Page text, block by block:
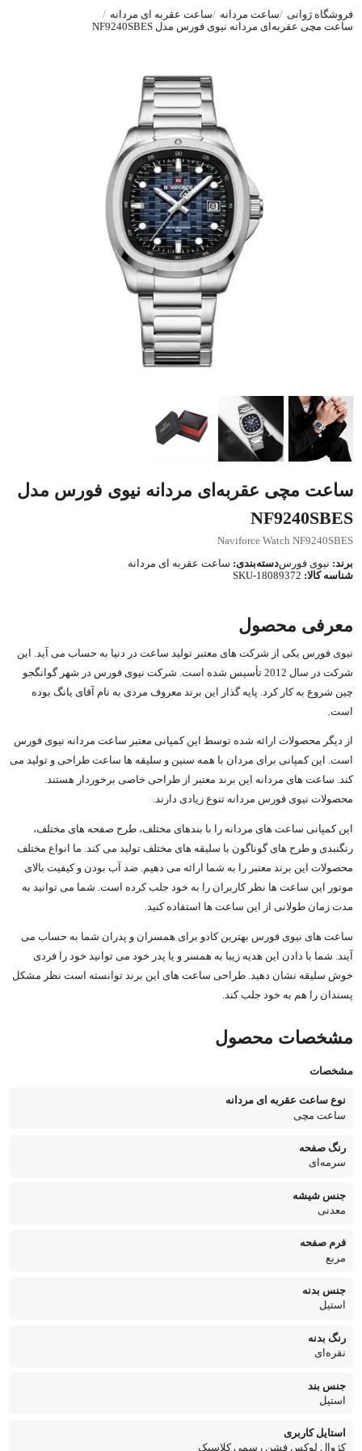
فروشگاه ژوانی ساعت مردانه
ساعت عقربه ای مردانه
ساعت مچی عقربه‌ای مردانه نیوی فورس مدل NF9240SBES
ساعت مچی عقربه‌ای مردانه نیوی فورس مدل
NF9240SBES
Naviforce Watch NF9240SBES
برند: نیوی فورسدسته‌بندی: ساعت عقربه ای مردانه
شناسه کالا: SKU-18089372
معرفی محصول
نیوی فورس یکی از شرکت های معتبر تولید ساعت در دنیا به حساب می آید. این
شرکت در سال 2012 تأسیس شده است. شرکت نیوی فورس در شهر گوانگجو
چین شروع به کار کرد. پایه گذار این برند معروف مردی به نام آقای یانگ بوده
است.
از دیگر محصولات ارائه شده توسط این کمپانی معتبر ساعت مردانه نیوی فورس
است. این کمپانی برای مردان با همه سنین و سلیقه ها ساعت طراحی و تولید می
کند. ساعت های مردانه این برند معتبر از طراحی خاصی برخوردار هستند.
محصولات نیوی فورس مردانه تنوع زیادی دارند.
این کمپانی ساعت های مردانه را با بندهای مختلف، طرح صفحه های مختلف،
رنگنبدی و طرح های گوناگون با سلیقه های مختلف تولید می کند. ما انواع مختلف
محصولات این برند معتبر را به شما ارائه می دهیم. ضد آب بودن و کیفیت بالای
موتور این ساعت ها نظر کاربران را به خود جلب کرده است. شما می توانید به
مدت زمان طولانی از این ساعت ها استفاده کنید.
ساعت های نیوی فورس بهترین کادو برای همسران و پدران شما به حساب می
آیند. شما با دادن این هدیه زیبا به همسر و یا پدر خود می توانید خود را فردی
خوش سلیقه نشان دهید. طراحی ساعت های این برند توانسته است نظر مشکل
پسندان را هم به خود جلب کند.
مشخصات محصول
مشخصات
نوع ساعت عقربه ای مردانه
ساعت مچی
رنگ صفحه
سرمه‌ای
جنس شیشه
معدنی
فرم صفحه
مربع
جنس بدنه
استیل
رنگ بدنه
نقره‌ای
جنس بند
استیل
استایل کاربری
کژوال لوکس فشن رسمی کلاسیک